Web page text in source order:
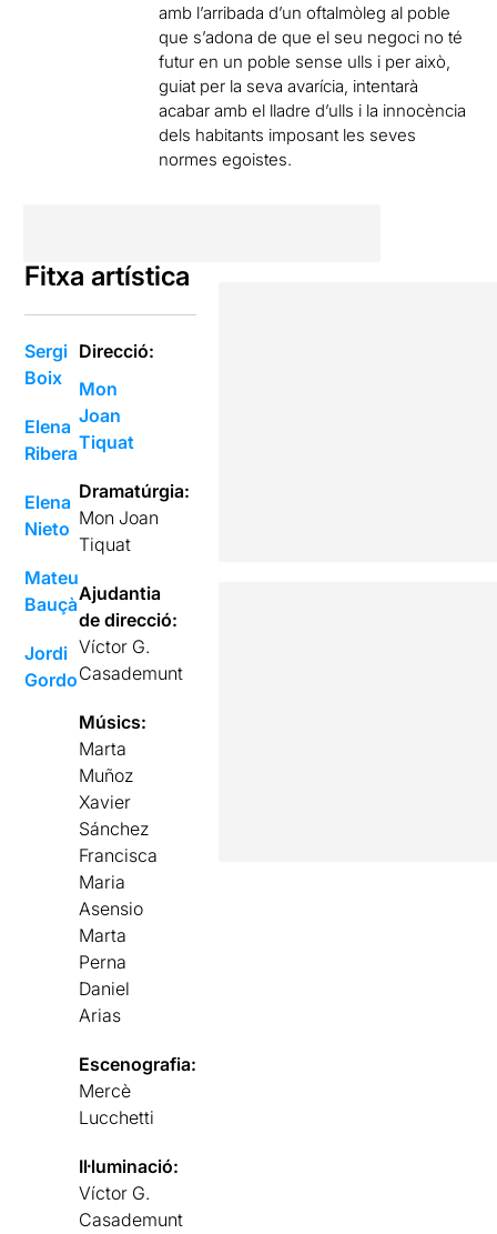
amb l’arribada d’un oftalmòleg al poble
que s’adona de que el seu negoci no té
futur en un poble sense ulls i per això,
guiat per la seva avarícia, intentarà
acabar amb el lladre d’ulls i la innocència
dels habitants imposant les seves
normes egoistes.
Fitxa artística
Sergi
Boix
Elena
Ribera
Elena
Nieto
Mateu
Bauçà
Jordi
Gordo
Direcció:
Mon
Joan
Tiquat
Dramatúrgia:
Mon Joan
Tiquat
Ajudantia
de direcció:
Víctor G.
Casademunt
Músics:
Marta
Muñoz
Xavier
Sánchez
Francisca
Maria
Asensio
Marta
Perna
Daniel
Arias
Escenografia:
Mercè
Lucchetti
Il·luminació:
Víctor G.
Casademunt